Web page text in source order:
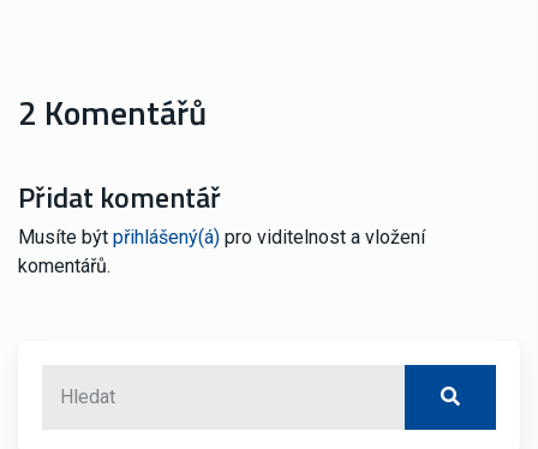
2 Komentářů
Přidat komentář
Musíte být přihlášený(á) pro viditelnost a vložení
komentářů.